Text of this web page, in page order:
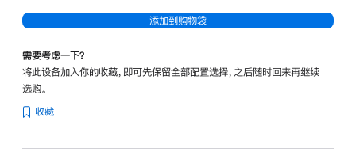
添加到购物袋
需要考虑一下？
将此设备加入你的收藏，即可先保留全部配置选择，之后随时回来再继续
选购。
收藏